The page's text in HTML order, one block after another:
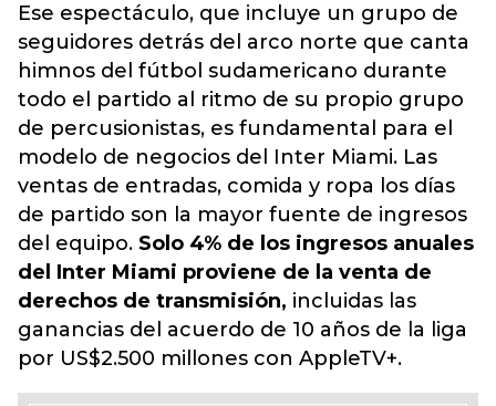
Ese espectáculo, que incluye un grupo de
seguidores detrás del arco norte que canta
himnos del fútbol sudamericano durante
todo el partido al ritmo de su propio grupo
de percusionistas, es fundamental para el
modelo de negocios del Inter Miami. Las
ventas de entradas, comida y ropa los días
de partido son la mayor fuente de ingresos
del equipo. Solo 4% de los ingresos anuales
del Inter Miami proviene de la venta de
derechos de transmisión, incluidas las
ganancias del acuerdo de 10 años de la liga
por US$2.500 millones con AppleTV+.